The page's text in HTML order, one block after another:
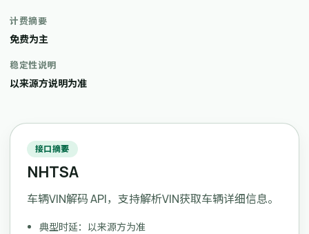
计费摘要
免费为主
稳定性说明
以来源方说明为准
接口摘要
NHTSA
车辆VIN解码 API，支持解析VIN获取车辆详细信息。
典型时延：以来源方为准